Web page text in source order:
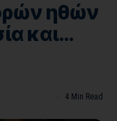
ηθών
και…
4 Min Read